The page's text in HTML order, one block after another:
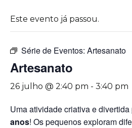
Este evento já passou.
Série de Eventos: Artesanato
Artesanato
26 julho @ 2:40 pm - 3:40 pm
Uma atividade criativa e
anos! Os pequenos exploram